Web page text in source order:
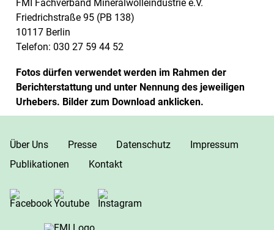
FMI Fachverband Mineralwolleindustrie e.V.
Friedrichstraße 95 (PB 138)
10117 Berlin
Telefon: 030 27 59 44 52
Fotos dürfen verwendet werden im Rahmen der
Berichterstattung und unter Nennung des jeweiligen
Urhebers. Bilder zum Download anklicken.
Über Uns Presse Datenschutz
Impressum
Publikationen
Kontakt